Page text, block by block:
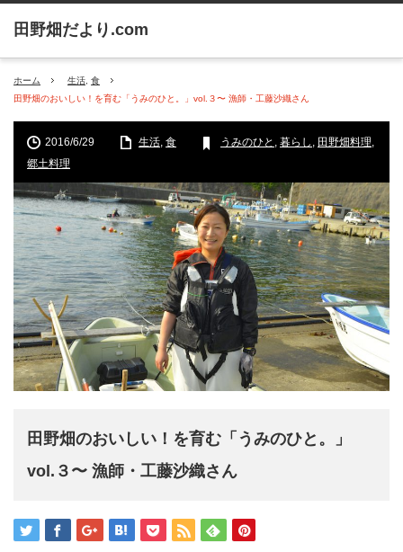
ホーム 生活 食
田野畑のおいしい！を育む「うみのひと。」vol.３〜 漁師・工藤沙織さん
2016/6/29 生活, 食 うみのひと , 暮らし , 田野畑料理,
郷土料理
田野畑のおいしい！を育む「うみのひと。」
vol.３〜 漁師・工藤沙織さん